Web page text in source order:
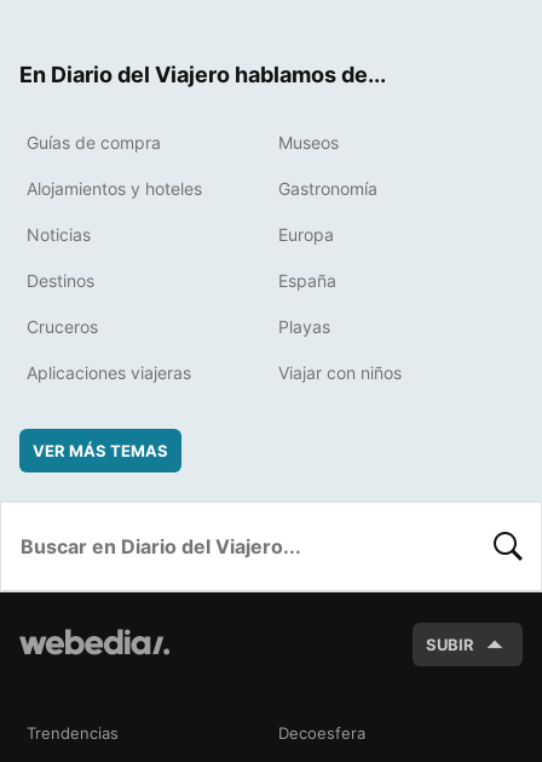
En Diario del Viajero hablamos de...
Guías de compra Museos
Alojamientos y hoteles Gastronomía
Noticias Europa
Destinos España
Cruceros Playas
Aplicaciones viajeras Viajar con niños
VER MÁS TEMAS
SUBIR
Trendencias Decoesfera